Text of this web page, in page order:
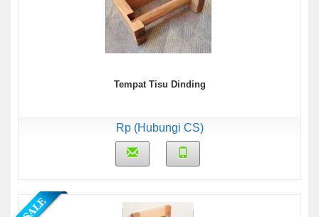
Tempat Tisu Dinding
Rp (Hubungi CS)